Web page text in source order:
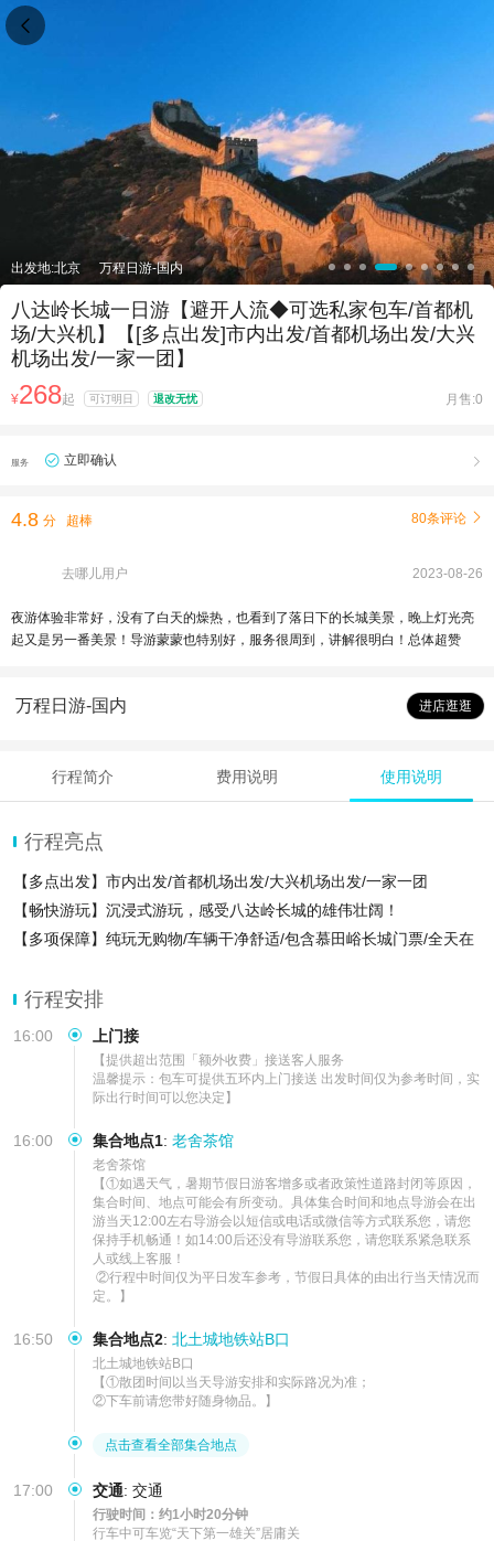
出发地:北京 万程日游-国内
八达岭长城一日游【避开人流◆可选私家包车/首都机
场/大兴机】【[多点出发]市内出发/首都机场出发/大兴
机场出发/一家一团】
¥268起 可订明日 退改无忧 月售:0
服务 立即确认 
4.8 分 超棒 80条评论 
去哪儿用户 2023-08-26
夜游体验非常好，没有了白天的燥热，也看到了落日下的长城美景，晚上灯光亮
起又是另一番美景！导游蒙蒙也特别好，服务很周到，讲解很明白！总体超赞
万程日游-国内 进店逛逛
行程简介 费用说明 使用说明
行程亮点
【多点出发】市内出发/首都机场出发/大兴机场出发/一家一团
【畅快游玩】沉浸式游玩，感受八达岭长城的雄伟壮阔！
【多项保障】纯玩无购物/车辆干净舒适/包含慕田峪长城门票/全天在
行程安排
16:00 上门接
【提供超出范围「额外收费」接送客人服务
温馨提示：包车可提供五环内上门接送 出发时间仅为参考时间，实
际出行时间可以您决定】
16:00 集合地点1: 老舍茶馆
老舍茶馆
【①如遇天气，暑期节假日游客增多或者政策性道路封闭等原因，
集合时间、地点可能会有所变动。具体集合时间和地点导游会在出
游当天12:00左右导游会以短信或电话或微信等方式联系您，请您
保持手机畅通！如14:00后还没有导游联系您，请您联系紧急联系
人或线上客服！
定。】
16:50 集合地点2: 北土城地铁站B口
北土城地铁站B口
【①散团时间以当天导游安排和实际路况为准；
②下车前请您带好随身物品。】
点击查看全部集合地点
17:00 交通: 交通
行驶时间：约1小时20分钟
行车中可车览“天下第一雄关”居庸关
